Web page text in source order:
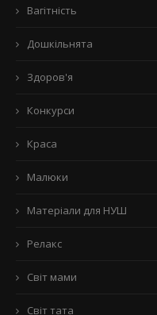
Вагітність
Дошкільнята
Здоров'я
Конкурси
Краса
Малюки
Матеріали для НУШ
Релакс
Світ мами
Світ тата